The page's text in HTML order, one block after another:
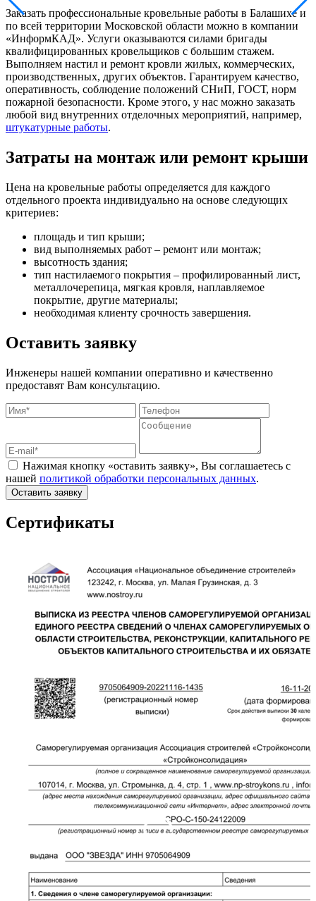
Заказать профессиональные кровельные работы в Балашихе и
по всей территории Московской области можно в компании
«ИнформКАД». Услуги оказываются силами бригады
квалифицированных кровельщиков с большим стажем.
Выполняем настил и ремонт кровли жилых, коммерческих,
производственных, других объектов. Гарантируем качество,
оперативность, соблюдение положений СНиП, ГОСТ, норм
пожарной безопасности. Кроме этого, у нас можно заказать
любой вид внутренних отделочных мероприятий, например,
штукатурные работы.
Затраты на монтаж или ремонт крыши
Цена на кровельные работы определяется для каждого
отдельного проекта индивидуально на основе следующих
критериев:
площадь и тип крыши;
вид выполняемых работ – ремонт или монтаж;
высотность здания;
тип настилаемого покрытия – профилированный лист,
металлочерепица, мягкая кровля, наплавляемое
покрытие, другие материалы;
необходимая клиенту срочность завершения.
Оставить заявку
Инженеры нашей компании оперативно и качественно
предоставят Вам консультацию.
Нажимая кнопку «оставить заявку», Вы соглашаетесь с
нашей политикой обработки персональных данных.
Оставить заявку
Сертификаты